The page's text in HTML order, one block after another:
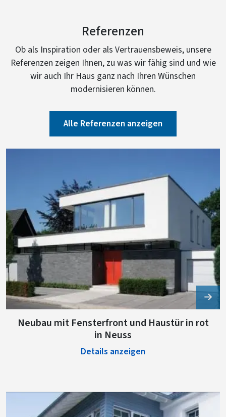
Referenzen
Ob als Inspiration oder als Vertrauensbeweis, unsere
Referenzen zeigen Ihnen, zu was wir fähig sind und wie
wir auch Ihr Haus ganz nach Ihren Wünschen
modernisieren können.
Alle Referenzen anzeigen
Neubau mit Fensterfront und Haustür in rot
in Neuss
Details anzeigen